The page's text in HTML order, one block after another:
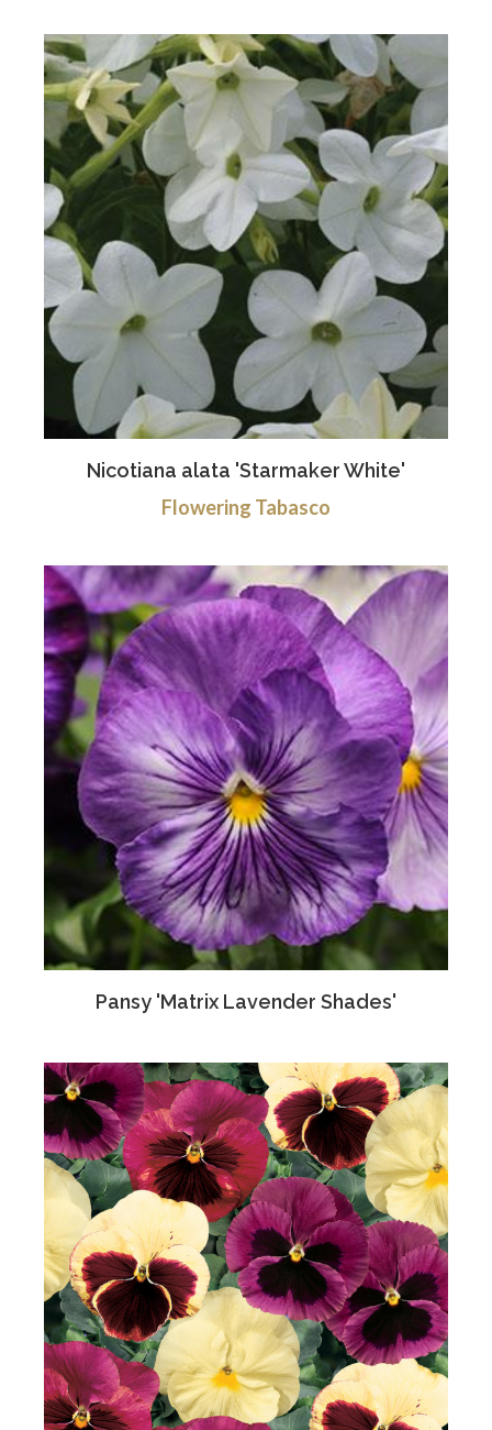
Nicotiana alata 'Starmaker White'
Flowering Tabasco
Pansy 'Matrix Lavender Shades'